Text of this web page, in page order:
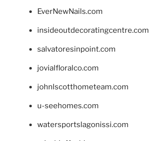
EverNewNails.com
insideoutdecoratingcentre.com
salvatoresinpoint.com
jovialfloralco.com
johnlscotthometeam.com
u-seehomes.com
watersportslagonissi.com